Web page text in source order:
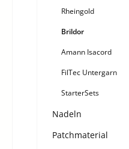
Rheingold
Brildor
Amann Isacord
FilTec Untergarn
StarterSets
Nadeln
Patchmaterial